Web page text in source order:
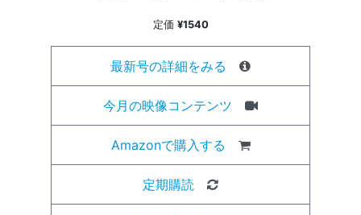
定価 ¥1540
最新号の詳細をみる
今月の映像コンテンツ
Amazonで購入する
定期購読